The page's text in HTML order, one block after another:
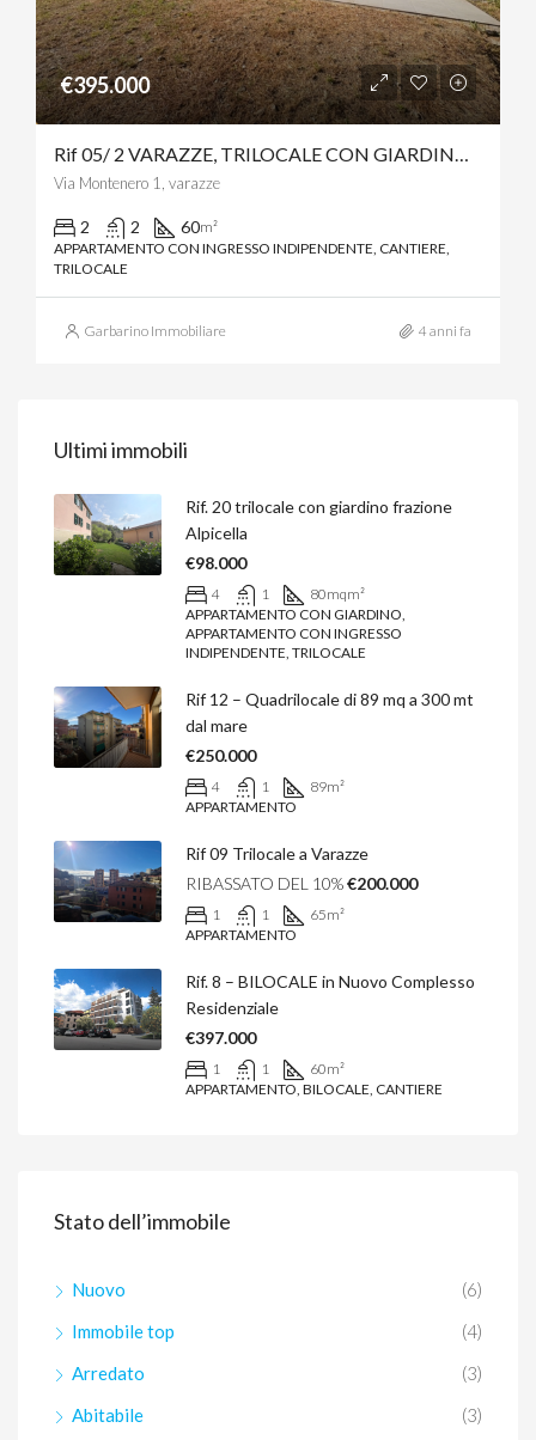
€395.000
Rif 05/ 2 VARAZZE, TRILOCALE CON GIARDINO A 350 METRI DAL MARE
Via Montenero 1, varazze
2 2 60m²
APPARTAMENTO CON INGRESSO INDIPENDENTE, CANTIERE,
TRILOCALE
Garbarino Immobiliare 4 anni fa
Ultimi immobili
Rif. 20 trilocale con giardino frazione
Alpicella
€98.000
4 1 80mqm²
APPARTAMENTO CON GIARDINO,
APPARTAMENTO CON INGRESSO
INDIPENDENTE, TRILOCALE
Rif 12 – Quadrilocale di 89 mq a 300 mt
dal mare
€250.000
4 1 89m²
APPARTAMENTO
Rif 09 Trilocale a Varazze
RIBASSATO DEL 10%€200.000
1 1 65m²
APPARTAMENTO
Rif. 8 – BILOCALE in Nuovo Complesso
Residenziale
€397.000
1 1 60m²
APPARTAMENTO, BILOCALE, CANTIERE
Stato dell’immobile
Nuovo
(6)
Immobile top
(4)
Arredato
(3)
Abitabile
(3)